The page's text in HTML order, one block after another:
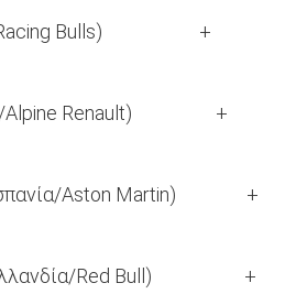
Racing Bulls) +
Alpine Renault) +
(Ισπανία/Aston Martin) +
(Ολλανδία/Red Bull) +